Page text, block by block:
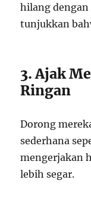
hilang dengan
tunjukkan
3. Ajak
Ringan
Dorong
sederhana
mengerjakan
lebih segar.